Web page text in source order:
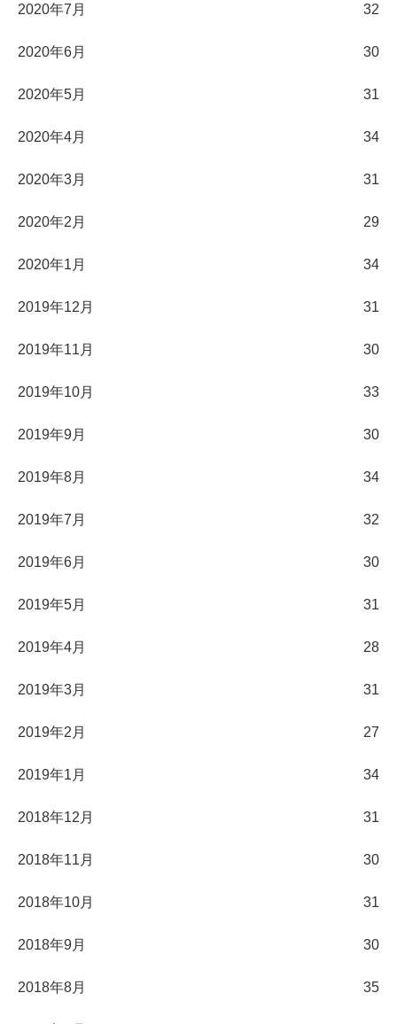
2020年7月 32
2020年6月 30
2020年5月 31
2020年4月 34
2020年3月 31
2020年2月 29
2020年1月 34
2019年12月 31
2019年11月 30
2019年10月 33
2019年9月 30
2019年8月 34
2019年7月 32
2019年6月 30
2019年5月 31
2019年4月 28
2019年3月 31
2019年2月 27
2019年1月 34
2018年12月 31
2018年11月 30
2018年10月 31
2018年9月 30
2018年8月 35